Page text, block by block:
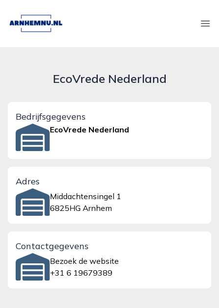
arnhemnu.nl
EcoVrede Nederland
Bedrijfsgegevens
EcoVrede Nederland
Adres
Middachtensingel 1
6825HG Arnhem
Contactgegevens
Bezoek de website
+31 6 19679389